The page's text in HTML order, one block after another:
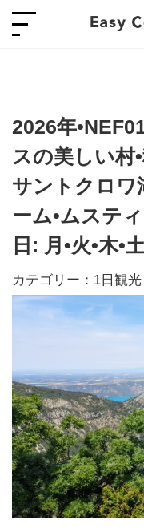
2026年
スの美しい村
サントクロワ
ーム•ムステ
日: 月•火•木•
カテゴリー： 1日観光